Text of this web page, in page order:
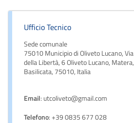
Ufficio Tecnico
Sede comunale
75010 Municipio di Oliveto Lucano, Via
della Libertà, 6 Oliveto Lucano, Matera,
Basilicata, 75010, Italia
Email: utcoliveto@gmail.com
Telefono: +39 0835 677 028